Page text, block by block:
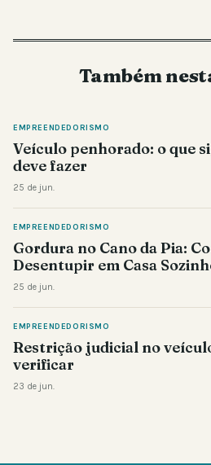
Também
EMPREENDEDORISMO
Veículo penhorado: o que
deve fazer
25 de jun.
EMPREENDEDORISMO
Gordura no Cano da Pia:
Desentupir em Casa
25 de jun.
EMPREENDEDORISMO
Restrição judicial no
verificar
23 de jun.